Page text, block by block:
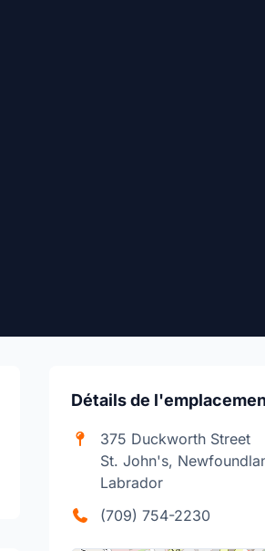
Détails de
375 Duckworth Street
St. John's,
Labrador
(709) 754-2230